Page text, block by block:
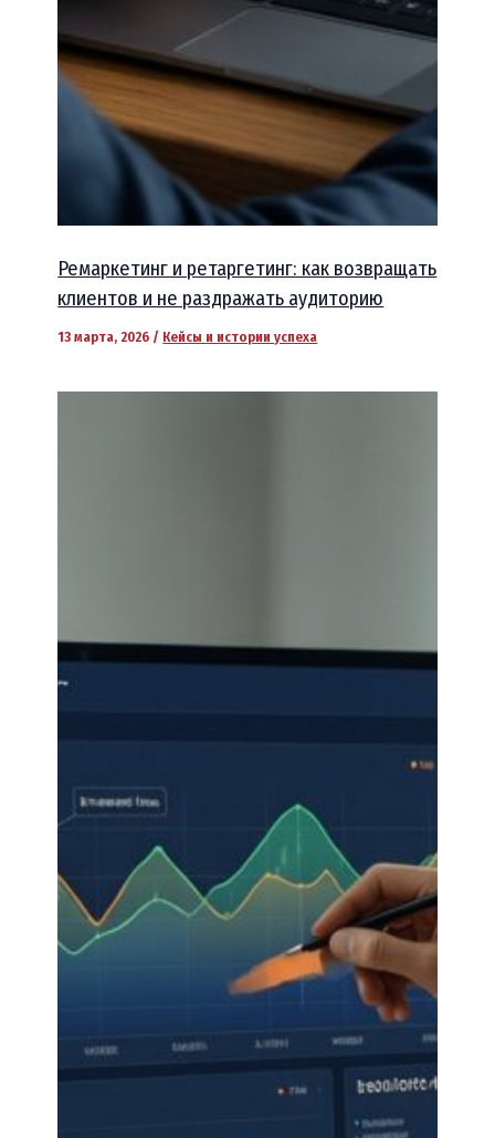
Ремаркетинг и ретаргетинг: как возвращать
клиентов и не раздражать аудиторию
13 марта, 2026 / Кейсы и истории успеха